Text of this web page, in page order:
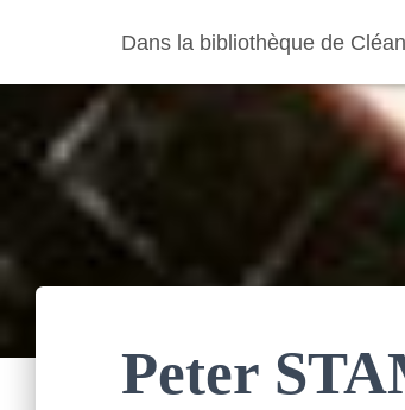
Dans la bibliothèque de
Peter